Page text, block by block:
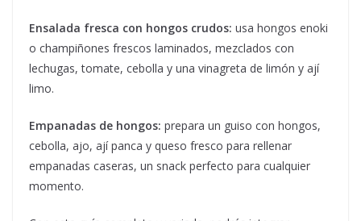
Ensalada fresca con hongos crudos: usa hongos enoki
o champiñones frescos laminados, mezclados con
lechugas, tomate, cebolla y una vinagreta de limón y ají
limo.
Empanadas de hongos: prepara un guiso con hongos,
cebolla, ajo, ají panca y queso fresco para rellenar
empanadas caseras, un snack perfecto para cualquier
momento.